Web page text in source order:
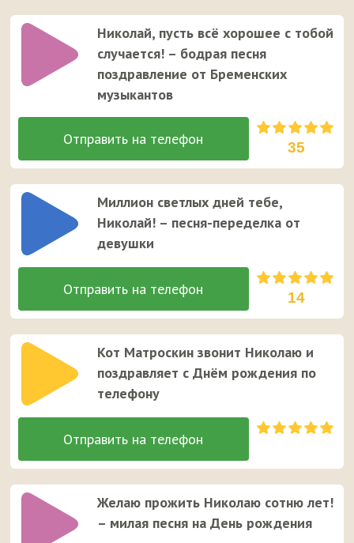
Николай, пусть всё хорошее с тобой
случается! – бодрая песня
поздравление от Бременских
музыкантов
35
Миллион светлых дней тебе,
Николай! – песня-переделка от
девушки
14
Кот Матроскин звонит Николаю и
поздравляет с Днём рождения по
телефону
Желаю прожить Николаю сотню лет!
– милая песня на День рождения